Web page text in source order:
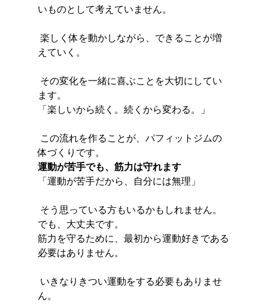
いものとして考えていません。
えていく。
ます。
「楽しいから続く。続くから変わる。」
体づくりです。
運動が苦手でも、筋力は守れます
「運動が苦手だから、自分には無理」
そう思っている方もいるかもしれません。
でも、大丈夫です。
筋力を守るために、最初から運動好きである
必要はありません。
ん。